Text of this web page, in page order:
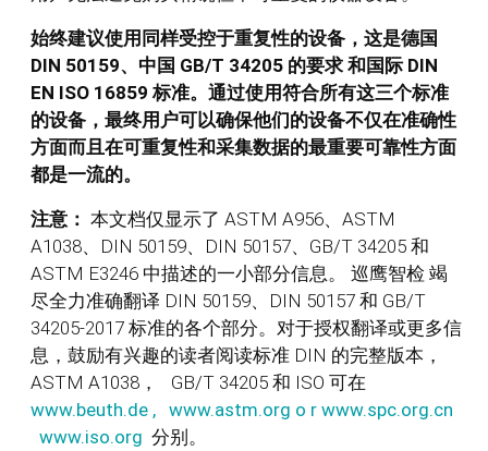
始终建议使用同样受控于重复性的设备，这是德国
DIN 50159、中国 GB/T 34205 的要求 和国际 DIN
EN ISO 16859 标准。通过使用符合所有这三个标准
的设备，最终用户可以确保他们的设备不仅在准确性
方面而且在可重复性和采集数据的最重要可靠性方面
都是一流的。
注意： 本文档仅显示了 ASTM A956、ASTM
A1038、DIN 50159、DIN 50157、GB/T 34205 和
ASTM E3246 中描述的一小部分信息。 巡鹰智检 竭
尽全力准确翻译 DIN 50159、DIN 50157 和 GB/T
34205-2017 标准的各个部分。对于授权翻译或更多信
息，鼓励有兴趣的读者阅读标准 DIN 的完整版本，
ASTM A1038， GB/T 34205 和 ISO 可在
www.beuth.de , www.astm.org o r www.spc.org.cn
www.iso.org 分别。